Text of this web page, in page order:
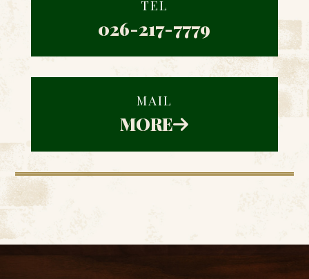
TEL
026-217-7779
MAIL
MORE